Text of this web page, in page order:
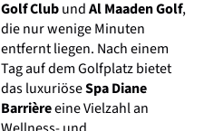
Golf ClubundAl Maaden Golf,
die nur wenige Minuten
entfernt liegen. Nach einem
Tag auf dem Golfplatz bietet
das luxuriöseSpa Diane
Barrièreeine Vielzahl an